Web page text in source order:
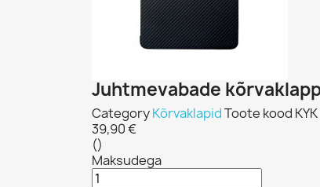
Juhtmevabade
CategoryKõrvaklapidToote kood KYK
39,90 €
()
Maksudega